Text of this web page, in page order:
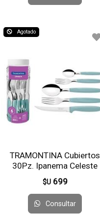
Agotado
TRAMONTINA Cubiertos
30Pz. Ipanema Celeste
52122
$U 699
Consultar